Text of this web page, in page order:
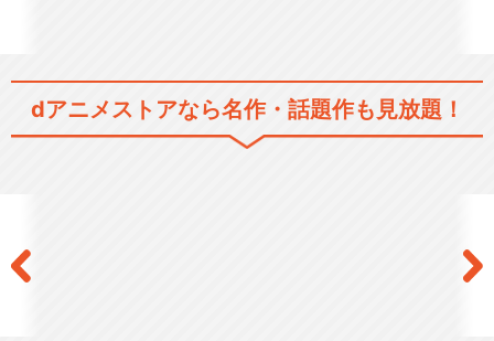
dアニメストアなら名作・話題作も見放題！